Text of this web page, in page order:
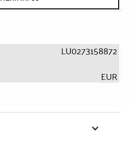
LU0273158872
EUR